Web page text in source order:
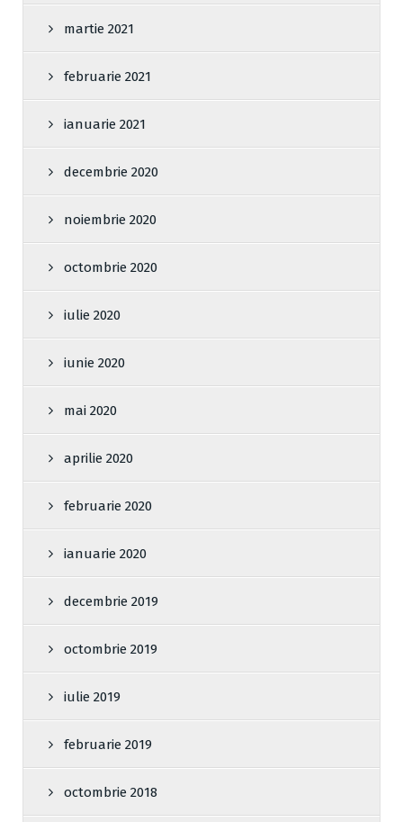
martie 2021
februarie 2021
ianuarie 2021
decembrie 2020
noiembrie 2020
octombrie 2020
iulie 2020
iunie 2020
mai 2020
aprilie 2020
februarie 2020
ianuarie 2020
decembrie 2019
octombrie 2019
iulie 2019
februarie 2019
octombrie 2018